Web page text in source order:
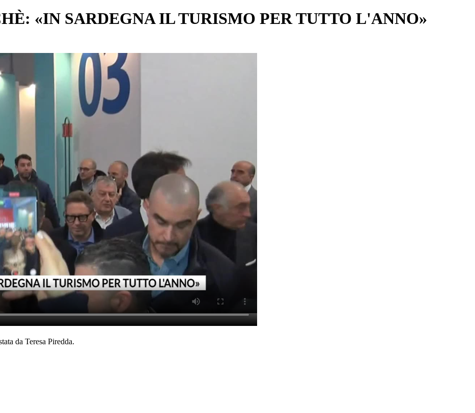
«IN SARDEGNA IL TURISMO PER TUTTO L'ANNO»
da Teresa Piredda.